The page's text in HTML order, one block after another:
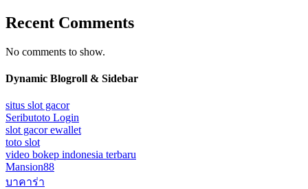
Recent Comments
No comments to show.
Dynamic Blogroll & Sidebar
situs slot gacor
Seributoto Login
slot gacor ewallet
toto slot
video bokep indonesia terbaru
Mansion88
บาคาร่า